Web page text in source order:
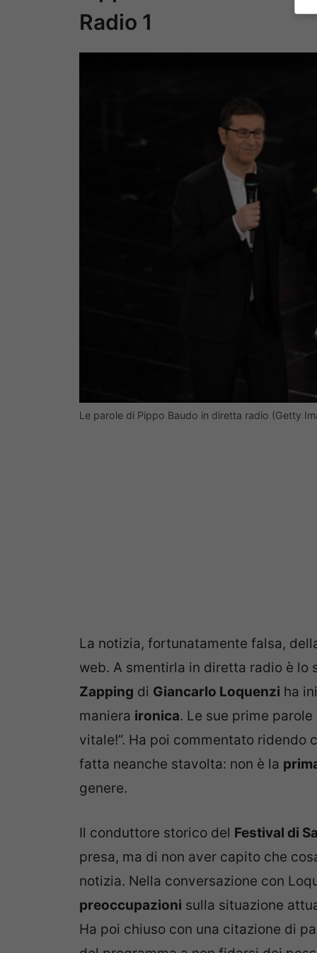
Radio 1
Le parole di Pippo Baudo in diretta radio (Getty
La notizia, fortunatamente falsa,
web. A smentirla in diretta radio è lo
Zapping di Giancarlo Loquenzi ha
maniera ironica
. Le sue prime
vitale!”. Ha poi commentato ridendo
fatta neanche stavolta: non è la
genere.
Il conduttore storico del Festival di
presa, ma di non aver capito che
notizia. Nella conversazione con
preoccupazioni sulla situazione
Ha poi chiuso con una citazione di
del programma a non fidarsi dei